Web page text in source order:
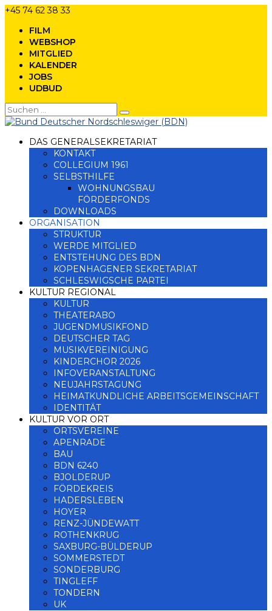
+45 74 62 38 33
FILM
WEBSHOP
MITGLIED
KALENDER
JOBS
UDBUD
DAS GENERALSEKRETARIAT
KONTAKT
COLLEGIUM 1961
SELBSTHILFE
WOHNUNGSBAU
FÖRDERFONDS
DOWNLOADS
ORGANISATION
STRUKTUR
WERDE MITGLIED
ENTSTEHUNG DES BDN
KOPENHAGENER SEKRETARIAT
SCHLESWIGSCHE PARTEI
KULTUR REGIONAL
KULTUR
THEATERABO
JUGENDMUSIKFOND
DEUTSCHER TAG
MUSIKVEREINIGUNG
KINDERCHOR 2026
INFOVERANSTALTUNG
NEUJAHRSTAGUNG
HEIMATKUNDLICHE ARBEITSGEMEINSCHAFT
IDENTITÄT
KULTUR VOR ORT
ORTSVEREINE
APENRADE
BAU
BDN 6240
BJOLDERUP
FÖRDEKREIS
HADERSLEBEN
HOYER
RENZ-JÜNDEWATT
ROTHENKRUG
SAXBURG-BÜLDERUP
SOMMERSTEDT
SONDERBURG
TINGLEFF
TONDERN
UK